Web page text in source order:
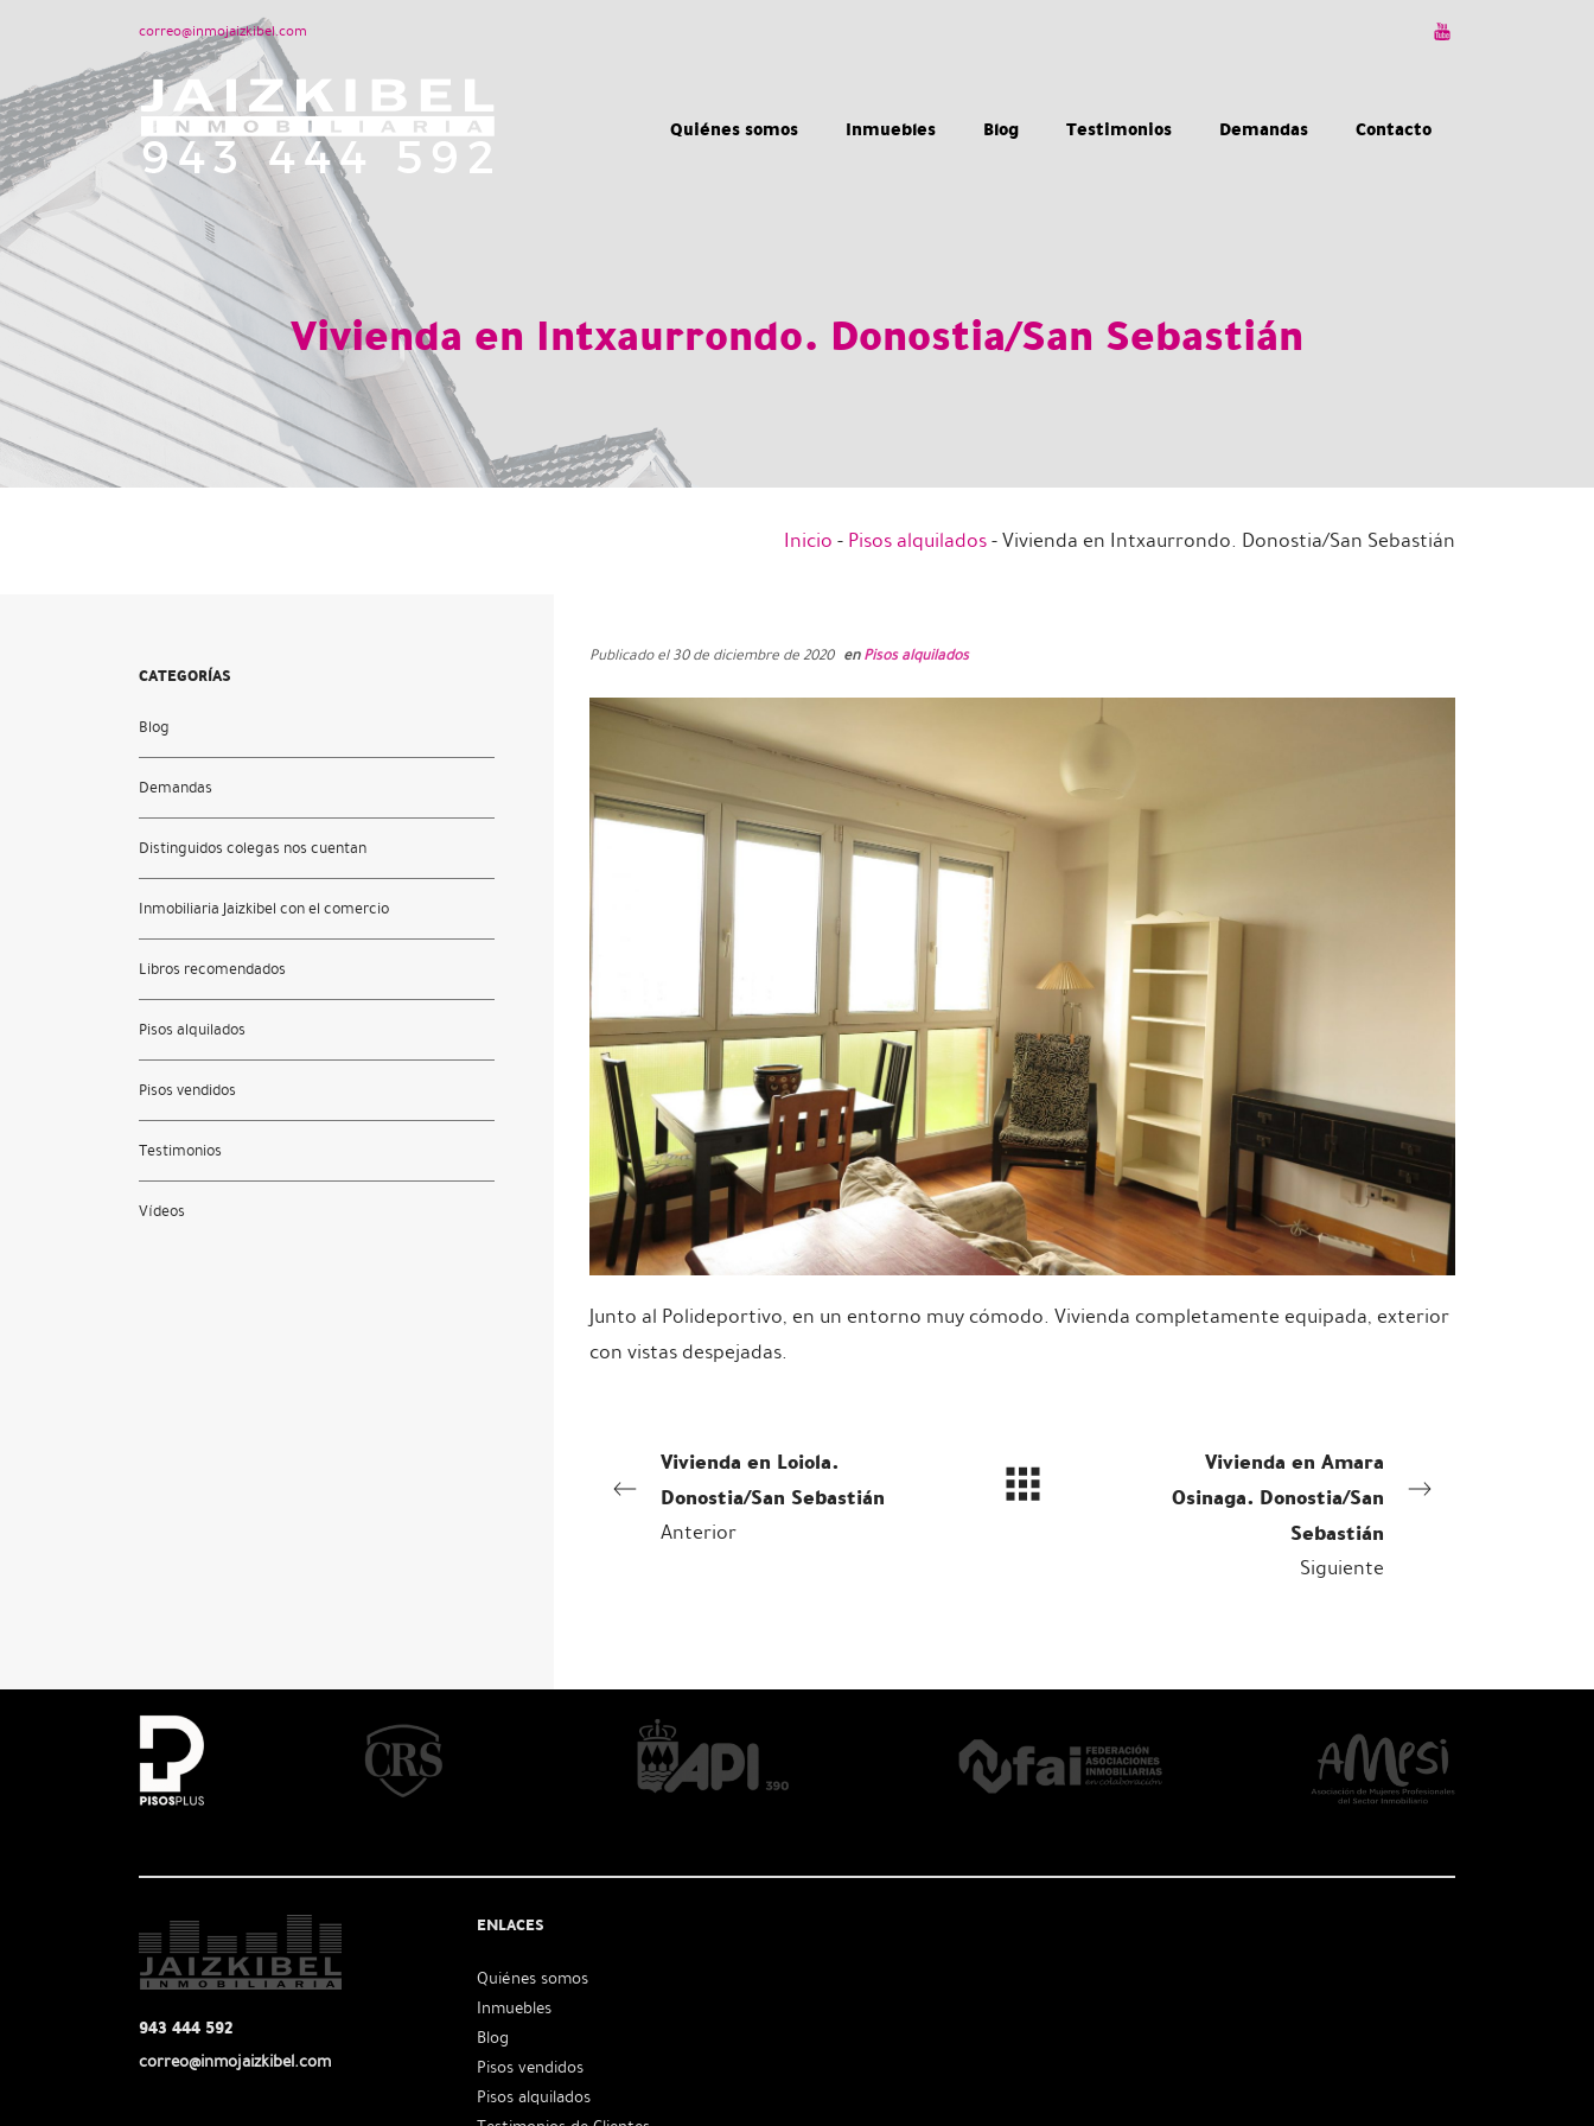
correo@inmojaizkibel.com
Quiénes somos Inmuebles Blog Testimonios Demandas Contacto
Vivienda en Intxaurrondo. Donostia/San Sebastián
Inicio - Pisos alquilados-Vivienda en Intxaurrondo. Donostia/San Sebastián
Publicado el 30 de diciembre de 2020 enPisos alquilados
Junto al Polideportivo, en un entorno muy cómodo. Vivienda completamente equipada, exterior
con vistas despejadas.
Vivienda en Loiola.
Donostia/San Sebastián
Anterior
Vivienda en Amara
Osinaga. Donostia/San
Sebastián
Siguiente
CATEGORÍAS
Blog
Demandas
Distinguidos colegas nos cuentan
Inmobiliaria Jaizkibel con el comercio
Libros recomendados
Pisos alquilados
Pisos vendidos
Testimonios
Vídeos
943 444 592
correo@inmojaizkibel.com
ENLACES
Quiénes somos
Inmuebles
Blog
Pisos vendidos
Pisos alquilados